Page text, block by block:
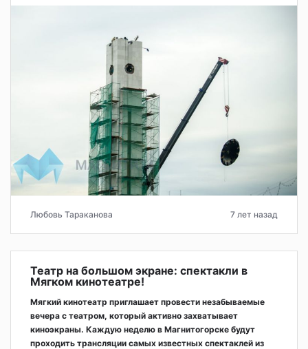
Любовь Тараканова 7 лет назад
Театр на большом экране: спектакли в
Мягком кинотеатре!
Мягкий кинотеатр приглашает провести незабываемые
вечера с театром, который активно захватывает
киноэкраны. Каждую неделю в Магнитогорске будут
проходить трансляции самых известных спектаклей из